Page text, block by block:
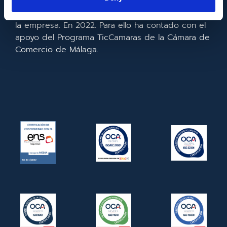
mejora de la competitividad y productividad de
la empresa. En 2022. Para ello ha contado con el
apoyo del Programa TicCamaras de la Cámara de
Comercio de Málaga.